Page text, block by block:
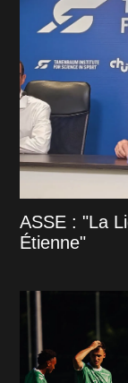
ASSE : "La
Étienne"